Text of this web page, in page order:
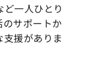
一人ひとり
サポートか
援がありま